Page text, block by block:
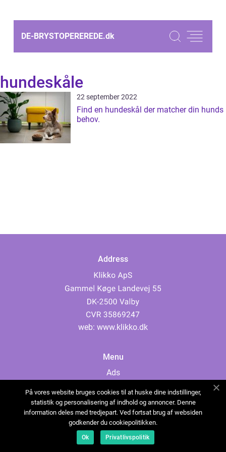
DE-BRYSTOPEREREDE.dk
hundeskåle
22 september 2022
Find en hundeskål der matcher din hunds
behov.
Address
web: www.klikko.dk
Menu
Ads
Cookies
Contact
Sitemap
På vores website bruges cookies til at huske dine indstillinger,
statistik og personalisering af indhold og annoncer. Denne
information deles med tredjepart. Ved fortsat brug af websiden
godkender du cookiepolitikken.
Ok Privatlivspolitik